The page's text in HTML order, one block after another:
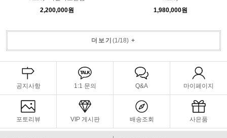
2,200,000원
1,980,000원
더보기 (1/18) +
공지사항 1:1 문의 Q&A 마이페이지
포토리뷰 VIP 게시판 배송조회 사은품